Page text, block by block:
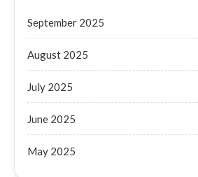
September 2025
August 2025
July 2025
June 2025
May 2025